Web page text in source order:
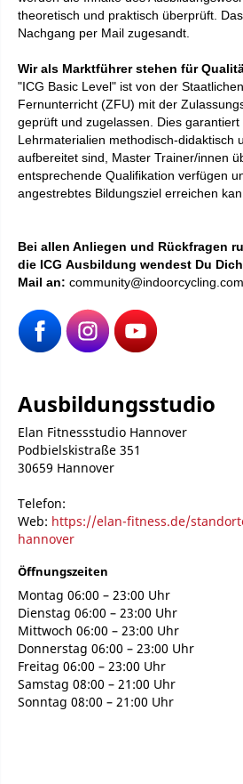
theoretisch und praktisch überprüft. Das
Nachgang per Mail zugesandt.
Wir als Marktführer stehen für
"ICG Basic Level" ist von der
Fernunterricht (ZFU) mit der
geprüft und zugelassen. Dies garantiert
Lehrmaterialien methodisch-didaktisch
aufbereitet sind, Master Trainer/innen
entsprechende Qualifikation verfügen
angestrebtes Bildungsziel erreichen
Bei allen Anliegen und Rückfragen
die ICG Ausbildung wendest Du
Mail an: community@indoorcycling.com
Ausbildungsstudio
Elan Fitnessstudio Hannover
Podbielskistraße 351
30659 Hannover
Telefon:
Web: https://elan-fitness.de/
hannover
Öffnungszeiten
Montag 06:00 – 23:00 Uhr
Dienstag 06:00 – 23:00 Uhr
Mittwoch 06:00 – 23:00 Uhr
Donnerstag 06:00 – 23:00 Uhr
Freitag 06:00 – 23:00 Uhr
Samstag 08:00 – 21:00 Uhr
Sonntag 08:00 – 21:00 Uhr